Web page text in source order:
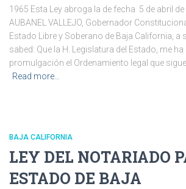
1965 Esta Ley abroga la de fecha 5 de abril de
AUBANEL VALLEJO, Gobernador
Estado Libre y Soberano de Baja California, a
sabed: Que la H. Legislatura del Estado, me
promulgación el Ordenamiento legal que
Read more…
BAJA CALIFORNIA
LEY DEL NOTARIADO
ESTADO DE BAJA